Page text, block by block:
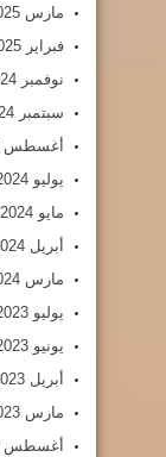
مارس 2025
فبراير 2025
نوفمبر 2024
سبتمبر 2024
أغسطس 2024
يوليو 2024
مايو 2024
أبريل 2024
مارس 2024
يوليو 2023
يونيو 2023
أبريل 2023
مارس 2023
أغسطس 2022